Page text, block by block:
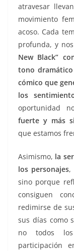
atravesar
movimiento
acoso. Cada
profunda, y
New Black”
tono
cómico que
los
oportunidad
fuerte y más
que estamos
Asimismo, la
los personajes,
sino porque
consiguen
redimirse de
sus días como
no todos los
participación